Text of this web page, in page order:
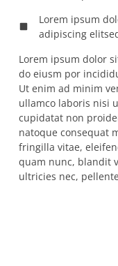
Lorem ipsum
adipiscing
Lorem ipsum dolor
do eiusm por
Ut enim ad minim
ullamco laboris nisi
cupidatat non
natoque consequat
fringilla vitae,
quam nunc, blandit
ultricies nec,